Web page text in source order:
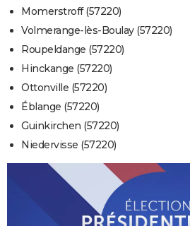
Momerstroff (57220)
Volmerange-lès-Boulay (57220)
Roupeldange (57220)
Hinckange (57220)
Ottonville (57220)
Éblange (57220)
Guinkirchen (57220)
Niedervisse (57220)